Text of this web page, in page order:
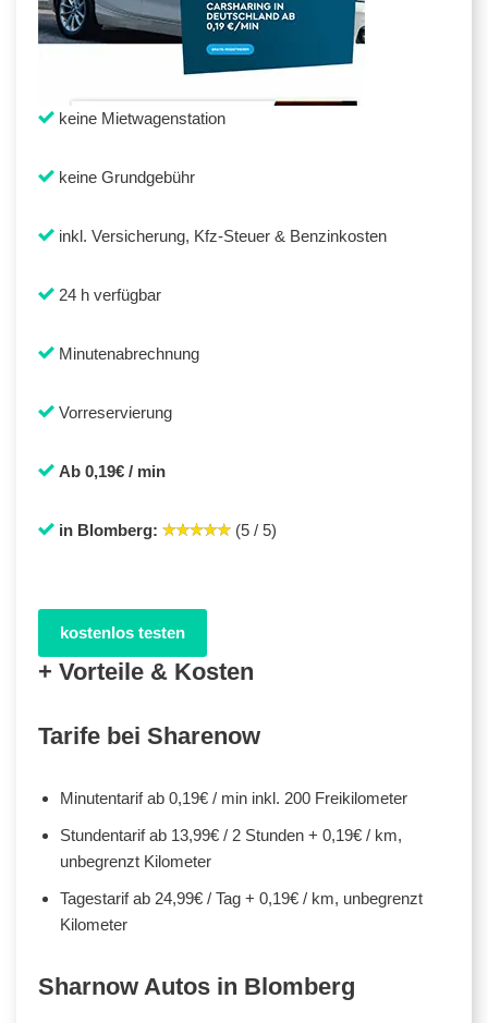
keine Mietwagenstation
keine Grundgebühr
inkl. Versicherung, Kfz-Steuer & Benzinkosten
24 h verfügbar
Minutenabrechnung
Vorreservierung
Ab 0,19€ / min
in Blomberg: (5 / 5)
kostenlos testen
+ Vorteile & Kosten
Tarife bei Sharenow
Minutentarif ab 0,19€ / min inkl. 200 Freikilometer
Stundentarif ab 13,99€ / 2 Stunden + 0,19€ / km,
unbegrenzt Kilometer
Tagestarif ab 24,99€ / Tag + 0,19€ / km, unbegrenzt
Kilometer
Sharnow Autos in Blomberg